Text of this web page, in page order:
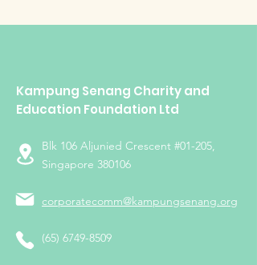
Kampung Senang Charity and
Education Foundation Ltd
Blk 106 Aljunied Crescent #01-205,
Singapore 380106
corporatecomm@kampungsenang.org
(65) 6749-8509